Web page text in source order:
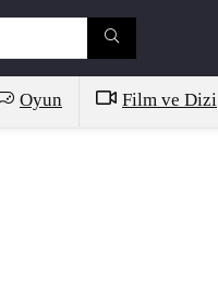
Oyun Film ve Dizi